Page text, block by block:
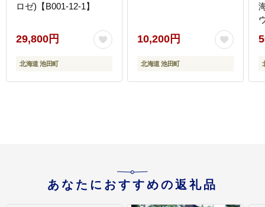
ロゼ)【B001-12-1】
29,800円
北海道 池田町
10,200円
北海道 池田町
あなたにおすすめの返礼品